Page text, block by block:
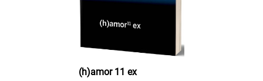
(h)amor 11 ex